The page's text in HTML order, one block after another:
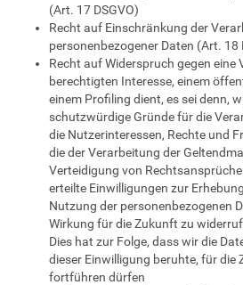
(Art. 17 DSGVO)
Recht auf Einschränkung der
personenbezogener Daten (Art. 18
Recht auf Widerspruch gegen eine
berechtigten Interesse, einem
einem Profiling dient, es sei denn,
schutzwürdige Gründe für die
die Nutzerinteressen, Rechte und
die der Verarbeitung der
Verteidigung von
erteilte Einwilligungen zur
Nutzung der personenbezogenen
Wirkung für die Zukunft zu
Dies hat zur Folge, dass wir die
dieser Einwilligung beruhte, für die
fortführen dürfen